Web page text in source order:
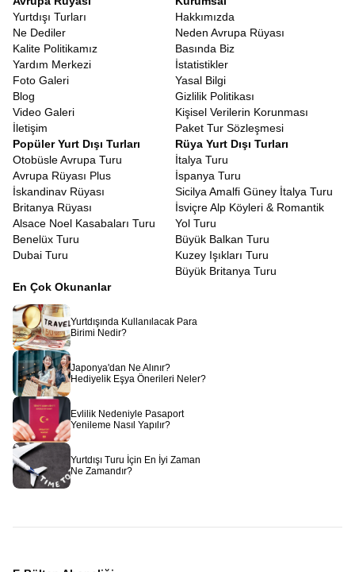
Yurtdışı Turları
Ne Dediler
Kalite Politikamız
Yardım Merkezi
Foto Galeri
Blog
Video Galeri
İletişim
Hakkımızda
Neden Avrupa Rüyası
Basında Biz
İstatistikler
Yasal Bilgi
Gizlilik Politikası
Kişisel Verilerin Korunması
Paket Tur Sözleşmesi
Popüler Yurt Dışı Turları
Otobüsle Avrupa Turu
Avrupa Rüyası Plus
İskandinav Rüyası
Britanya Rüyası
Alsace Noel Kasabaları Turu
Benelüx Turu
Dubai Turu
Rüya Yurt Dışı Turları
İtalya Turu
İspanya Turu
Sicilya Amalfi Güney İtalya Turu
İsviçre Alp Köyleri & Romantik
Yol Turu
Büyük Balkan Turu
Kuzey Işıkları Turu
Büyük Britanya Turu
En Çok Okunanlar
Yurtdışında Kullanılacak Para
Birimi Nedir?
Japonya'dan Ne Alınır?
Hediyelik Eşya Önerileri Neler?
Evlilik Nedeniyle Pasaport
Yenileme Nasıl Yapılır?
Yurtdışı Turu İçin En İyi Zaman
Ne Zamandır?